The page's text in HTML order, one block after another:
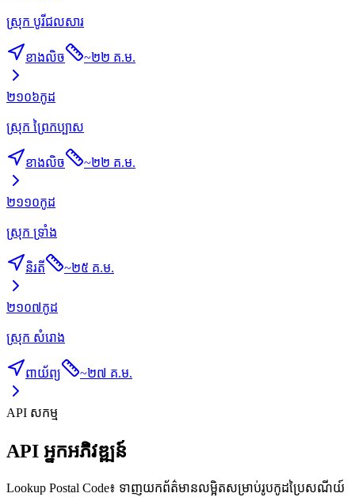
ស្រុក បូរីជលសារ
ខាងលិច ~២២ គ.ម.
២១០៦កូដ
ស្រុក ព្រៃកប្បាស
ខាងលិច ~២២ គ.ម.
២១១០កូដ
ស្រុក ទ្រាំង
និរតី ~២៥ គ.ម.
២១០៧ កូដ
ស្រុក សំរោង
ពាយ័ព្យ ~២៧ គ.ម.
API សកម្ម
API អ្នកអភិវឌ្ឍន៍
Lookup Postal Code៖ ទាញយកព័ត៌មានលម្អិតសម្រាប់រូបកូដប្រៃសណីយ៍